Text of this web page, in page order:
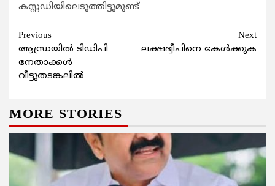
കസ്റ്റഡിയിലെടുത്തിട്ടുമുണ്ട്
Continue
Reading
Previous
ആന്ധ്രയില്‍ ടിഡിപി
നേതാക്കള്‍
വീട്ടുതടങ്കലില്‍
Next
ലക്ഷദ്വീപിനെ കേള്‍ക്കുക
MORE STORIES